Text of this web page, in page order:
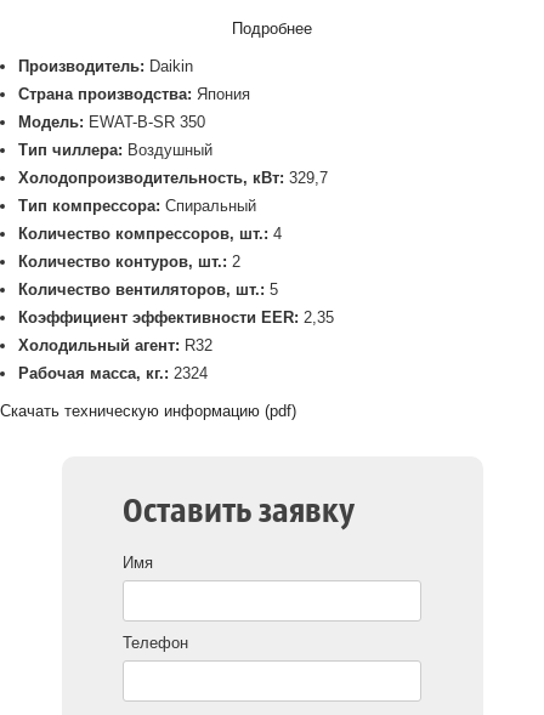
Подробнее
Производитель: Daikin
Страна производства: Япония
Модель: EWAT-B-SR 350
Тип чиллера: Воздушный
Холодопроизводительность, кВт: 329,7
Тип компрессора: Спиральный
Количество компрессоров, шт.: 4
Количество контуров, шт.: 2
Количество вентиляторов, шт.: 5
Коэффициент эффективности EER: 2,35
Холодильный агент: R32
Рабочая масса, кг.: 2324
Скачать техническую информацию (pdf)
Оставить заявку
Имя
Телефон